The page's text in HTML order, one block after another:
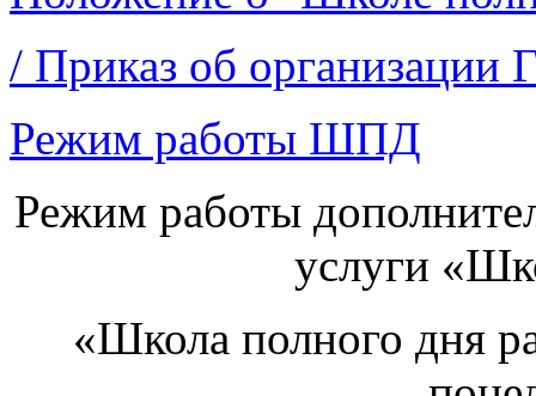
/ Приказ об
Режим работы ШПД
Режим работы
услуги
«Школа полного дня